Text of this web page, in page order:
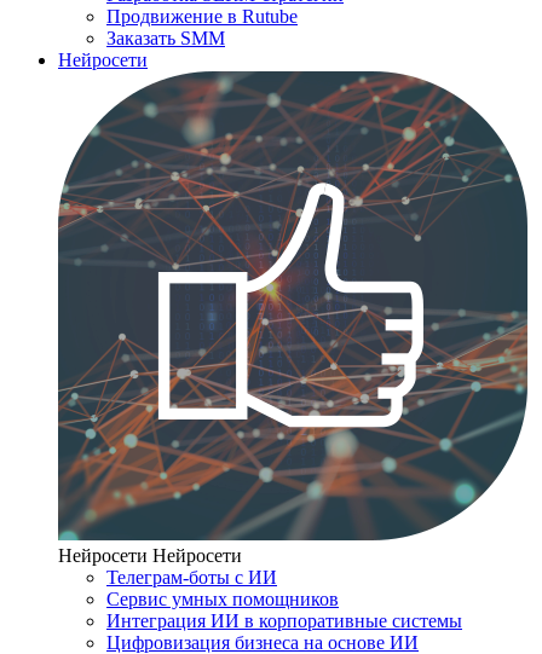
Продвижение в Rutube
Заказать SMM
Нейросети
Нейросети Нейросети
Телеграм-боты с ИИ
Сервис умных помощников
Интеграция ИИ в корпоративные системы
Цифровизация бизнеса на основе ИИ